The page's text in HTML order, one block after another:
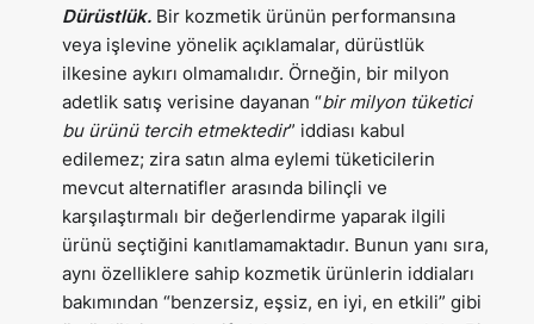
Dürüstlük. Bir kozmetik ürünün performansına
veya işlevine yönelik açıklamalar, dürüstlük
ilkesine aykırı olmamalıdır. Örneğin, bir milyon
adetlik satış verisine dayanan “bir milyon tüketici
bu ürünü tercih etmektedir” iddiası kabul
edilemez; zira satın alma eylemi tüketicilerin
mevcut alternatifler arasında bilinçli ve
karşılaştırmalı bir değerlendirme yaparak ilgili
ürünü seçtiğini kanıtlamamaktadır. Bunun yanı sıra,
aynı özelliklere sahip kozmetik ürünlerin iddiaları
bakımından “benzersiz, eşsiz, en iyi, en etkili” gibi